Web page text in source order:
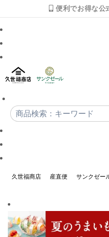
便利でお得な公
久世福商店 産直便 サンクゼー